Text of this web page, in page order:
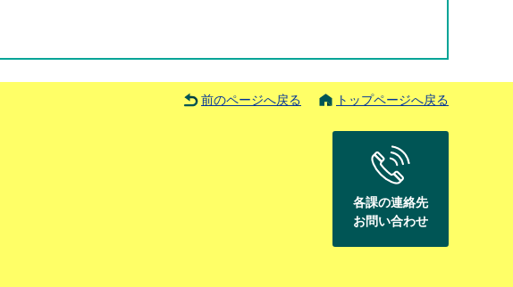
前のページへ戻る トップページへ戻る
各課の連絡先
お問い合わせ